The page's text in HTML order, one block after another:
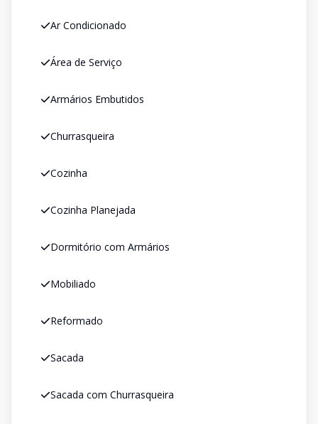
Ar Condicionado
Área de Serviço
Armários Embutidos
Churrasqueira
Cozinha
Cozinha Planejada
Dormitório com Armários
Mobiliado
Reformado
Sacada
Sacada com Churrasqueira